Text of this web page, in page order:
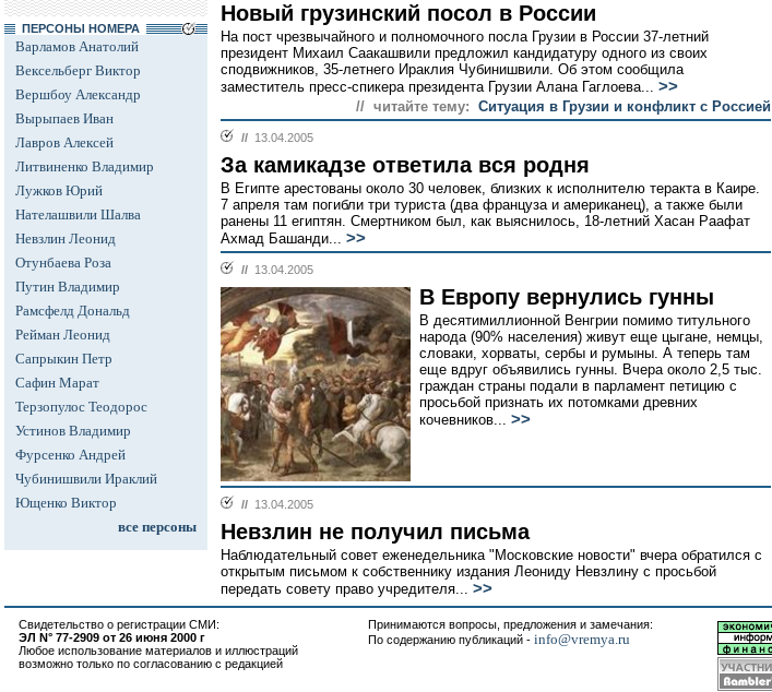
ПЕРСОНЫ НОМЕРА
Варламов Анатолий
Вексельберг Виктор
Вершбоу Александр
Вырыпаев Иван
Лавров Алексей
Литвиненко Владимир
Лужков Юрий
Нателашвили Шалва
Невзлин Леонид
Отунбаева Роза
Путин Владимир
Рамсфелд Дональд
Рейман Леонид
Сапрыкин Петр
Сафин Марат
Терзопулос Теодорос
Устинов Владимир
Фурсенко Андрей
Чубинишвили Ираклий
Ющенко Виктор
все персоны
Новый грузинский посол в России
На пост чрезвычайного и полномочного посла Грузии в России 37-летний
президент Михаил Саакашвили предложил кандидатуру одного из своих
сподвижников, 35-летнего Ираклия Чубинишвили. Об этом сообщила
заместитель пресс-спикера президента Грузии Алана Гаглоева... >>
// читайте тему: Ситуация в Грузии и конфликт с Россией
// 13.04.2005
За камикадзе ответила вся родня
В Египте арестованы около 30 человек, близких к исполнителю теракта в Каире.
7 апреля там погибли три туриста (два француза и американец), а также были
ранены 11 египтян. Смертником был, как выяснилось, 18-летний Хасан Раафат
Ахмад Башанди... >>
// 13.04.2005
В Европу вернулись гунны
В десятимиллионной Венгрии помимо титульного
народа (90% населения) живут еще цыгане, немцы,
словаки, хорваты, сербы и румыны. А теперь там
еще вдруг объявились гунны. Вчера около 2,5 тыс.
граждан страны подали в парламент петицию с
просьбой признать их потомками древних
кочевников... >>
// 13.04.2005
Невзлин не получил письма
Наблюдательный совет еженедельника "Московские новости" вчера обратился с
открытым письмом к собственнику издания Леониду Невзлину с просьбой
передать совету право учредителя... >>
Свидетельство о регистрации СМИ:
ЭЛ N° 77-2909 от 26 июня 2000 г
Любое использование материалов и иллюстраций
возможно только по согласованию с редакцией
Принимаются вопросы, предложения и замечания:
По содержанию публикаций - info@vremya.ru